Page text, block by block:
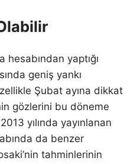
hesabından yaptığı
geniş yankı
Şubat ayına dikkat
gözlerini bu döneme
yılında yayınlanan
da benzer
tahminlerinin